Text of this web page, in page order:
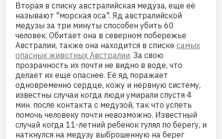
Вторая в списку австралийская медуза, еще её
называют "морская оса". Яд австралийской
медузы за три минуты способен убить 60
человек. Обитает она в северном побережье
Австралии, также она находится в списке самых
опасных животных Австралии. За свою
прозрачность их почти не видно в воде, что
делает их еще опаснее. Её яд поражает
одновременно сердце, кожу и нервную систему,
известны случаи когда люди умирали спустя 4
мин. после контакта с медузой, так что успеть
помочь человеку почти невозможно. Известный
случай когда 11-летний ребенок гулял по берегу, и
наткнулся на медузу выброшенную на берег